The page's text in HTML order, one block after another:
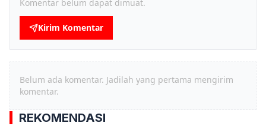
Komentar belum dapat dimuat.
Kirim Komentar
Belum ada komentar. Jadilah yang pertama mengirim
komentar.
REKOMENDASI